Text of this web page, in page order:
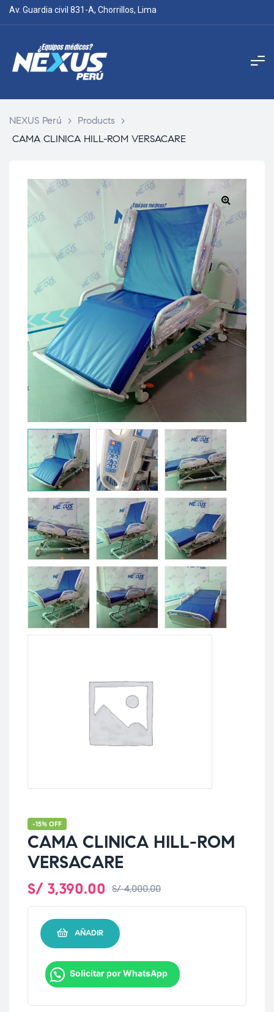
Av. Guardia civil 831-A, Chorrillos, Lima
NEXUS Perú > Products
>
CAMA CLINICA HILL-ROM VERSACARE
-15% OFF
CAMA CLINICA HILL-ROM
VERSACARE
S/4,000.00
S/ 3,390.00
AÑADIR
Solicitar por WhatsApp